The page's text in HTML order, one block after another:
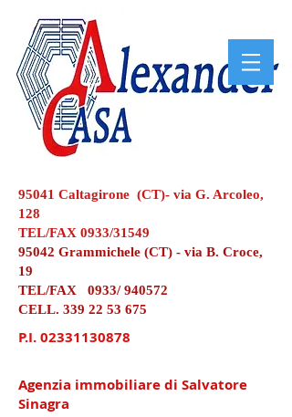
95041 Caltagirone (CT)- via G. Arcoleo,
128
TEL/FAX 0933/31549
95042 Grammichele (CT) - via B. Croce,
19
TEL/FAX 0933/ 940572
CELL. 339 22 53 675
P.I.02331130878
Agenzia immobiliare di Salvatore
Sinagra